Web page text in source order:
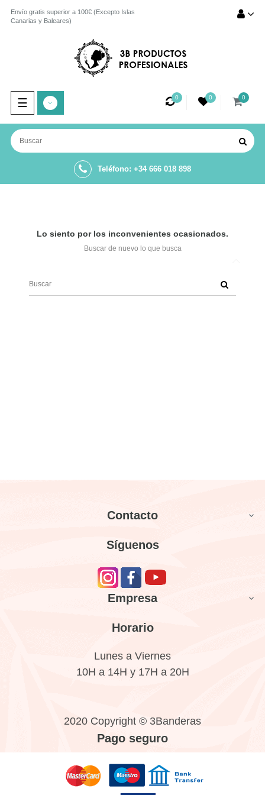
Envío gratis superior a 100€ (Excepto Islas
Canarias y Baleares)
Navegación
de
palanca
☰ 0 0 0
Teléfono: +34 666 018 898
Lo siento por los inconvenientes ocasionados.
Buscar de nuevo lo que busca
Contacto 
Síguenos
Empresa 
Horario
Lunes a Viernes
10H a 14H y 17H a 20H
2020 Copyright © 3Banderas
Pago seguro